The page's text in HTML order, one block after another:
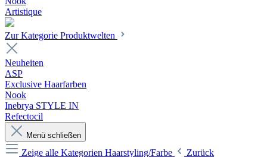
Artistique
Zur Kategorie Produktwelten
Neuheiten
ASP
Exclusive Haarfarben
Nook
Inebrya STYLE IN
Refectocil
Menü schließen
Zeige alle Kategorien Haarstyling/Farbe
Zurück